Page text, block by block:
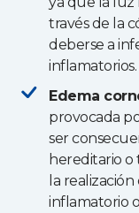
través de la
deberse a
inflamatorios.
Edema
provocada
ser
hereditario
la
inflamatorio